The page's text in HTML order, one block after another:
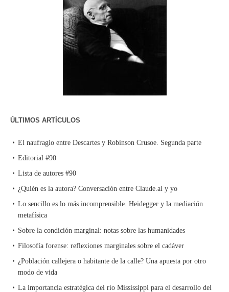
ÚLTIMOS ARTÍCULOS
El naufragio entre Descartes y Robinson Crusoe. Segunda parte
Editorial #90
Lista de autores #90
¿Quién es la autora? Conversación entre Claude.ai y yo
Lo sencillo es lo más incomprensible. Heidegger y la mediación
metafísica
Sobre la condición marginal: notas sobre las humanidades
Filosofía forense: reflexiones marginales sobre el cadáver
¿Población callejera o habitante de la calle? Una apuesta por otro
modo de vida
La importancia estratégica del río Mississippi para el desarrollo del